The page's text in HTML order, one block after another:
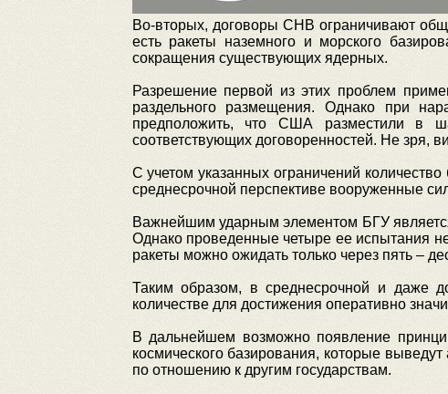
Во-вторых, договоры СНВ ограничивают
есть ракеты наземного и морского
сокращения существующих ядерных.
Разрешение первой из этих проблем
раздельного размещения. Однако при
предположить, что США разместили в
соответствующих договоренностей. Не зря,
С учетом указанных ограничений
среднесрочной перспективе вооруженные
Важнейшим ударным элементом БГУ
Однако проведенные четыре ее испытания
ракеты можно ожидать только через пять –
Таким образом, в среднесрочной и даже
количестве для достижения оперативно
В дальнейшем возможно появление
космического базирования, которые
по отношению к другим государствам.